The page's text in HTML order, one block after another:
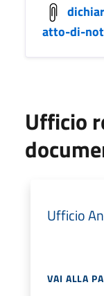
atto-di-
Ufficio
Ufficio
VAI ALLA